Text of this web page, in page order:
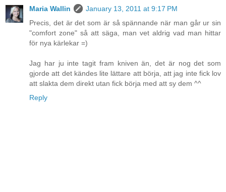
Maria Wallin
January 13, 2011 at 9:17 PM
Precis, det är det som är så spännande när man går ur sin
"comfort zone" så att säga, man vet aldrig vad man hittar
för nya kärlekar =)
Jag har ju inte tagit fram kniven än, det är nog det som
gjorde att det kändes lite lättare att börja, att jag inte fick lov
att slakta dem direkt utan fick börja med att sy dem ^^
Reply